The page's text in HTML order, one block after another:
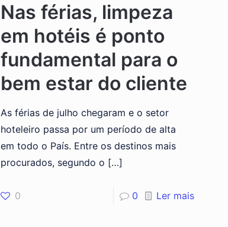
Nas férias, limpeza
em hotéis é ponto
fundamental para o
bem estar do cliente
As férias de julho chegaram e o setor
hoteleiro passa por um período de alta
em todo o País. Entre os destinos mais
procurados, segundo o […]
0 0 Ler mais